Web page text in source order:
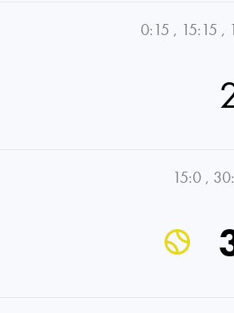
0:15 , 15:15 ,
15:0 ,